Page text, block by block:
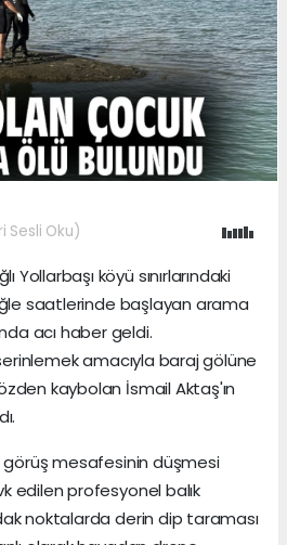
Sesli Oku)
köyü sınırlarındaki
saatlerinde başlayan arama
acı haber geldi.
amacıyla baraj gölüne
kaybolan İsmail Aktaş'ın
görüş mesafesinin düşmesi
edilen profesyonel balık
noktalarda derin dip taraması